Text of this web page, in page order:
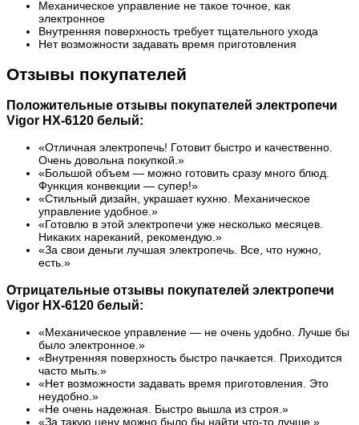
Механическое управление не такое точное, как
электронное
Внутренняя поверхность требует тщательного ухода
Нет возможности задавать время приготовления
Отзывы покупателей
Положительные отзывы покупателей электропечи
Vigor HX-6120 белый:
«Отличная электропечь! Готовит быстро и качественно.
Очень довольна покупкой.»
«Большой объем — можно готовить сразу много блюд.
Функция конвекции — супер!»
«Стильный дизайн, украшает кухню. Механическое
управление удобное.»
«Готовлю в этой электропечи уже несколько месяцев.
Никаких нареканий, рекомендую.»
«За свои деньги лучшая электропечь. Все, что нужно,
есть.»
Отрицательные отзывы покупателей электропечи
Vigor HX-6120 белый:
«Механическое управление — не очень удобно. Лучше бы
было электронное.»
«Внутренняя поверхность быстро пачкается. Приходится
часто мыть.»
«Нет возможности задавать время приготовления. Это
неудобно.»
«Не очень надежная. Быстро вышла из строя.»
«За такую цену можно было бы найти что-то лучше.»